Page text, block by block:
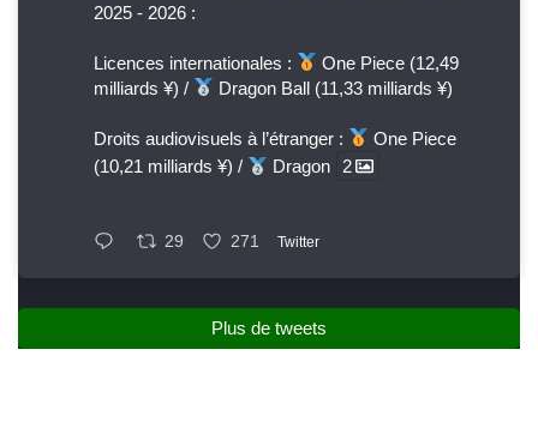
2025 - 2026 :
Licences internationales :
One Piece (12,49
milliards ¥) /
Dragon Ball (11,33 milliards ¥)
Droits audiovisuels à l’étranger :
One Piece
(10,21 milliards ¥) /
Dragon 2
29 271 Twitter
Plus de tweets